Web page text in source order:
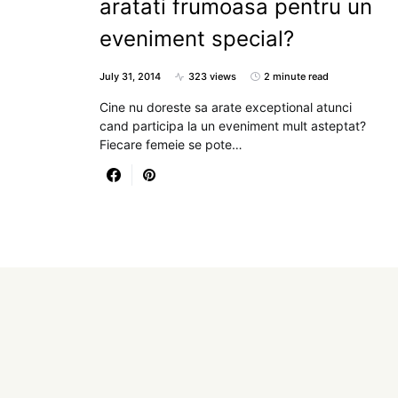
aratati frumoasa pentru un
eveniment special?
July 31, 2014 323 views 2 minute read
Cine nu doreste sa arate exceptional atunci
cand participa la un eveniment mult asteptat?
Fiecare femeie se pote…